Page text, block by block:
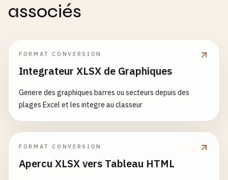
associés
FORMAT CONVERSION
Integrateur XLSX de Graphiques
Genere des graphiques barres ou secteurs depuis des
plages Excel et les integre au classeur
FORMAT CONVERSION
Apercu XLSX vers Tableau HTML